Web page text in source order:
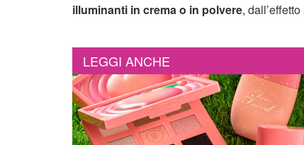
illuminanti in crema o in polvere,
LEGGI ANCHE